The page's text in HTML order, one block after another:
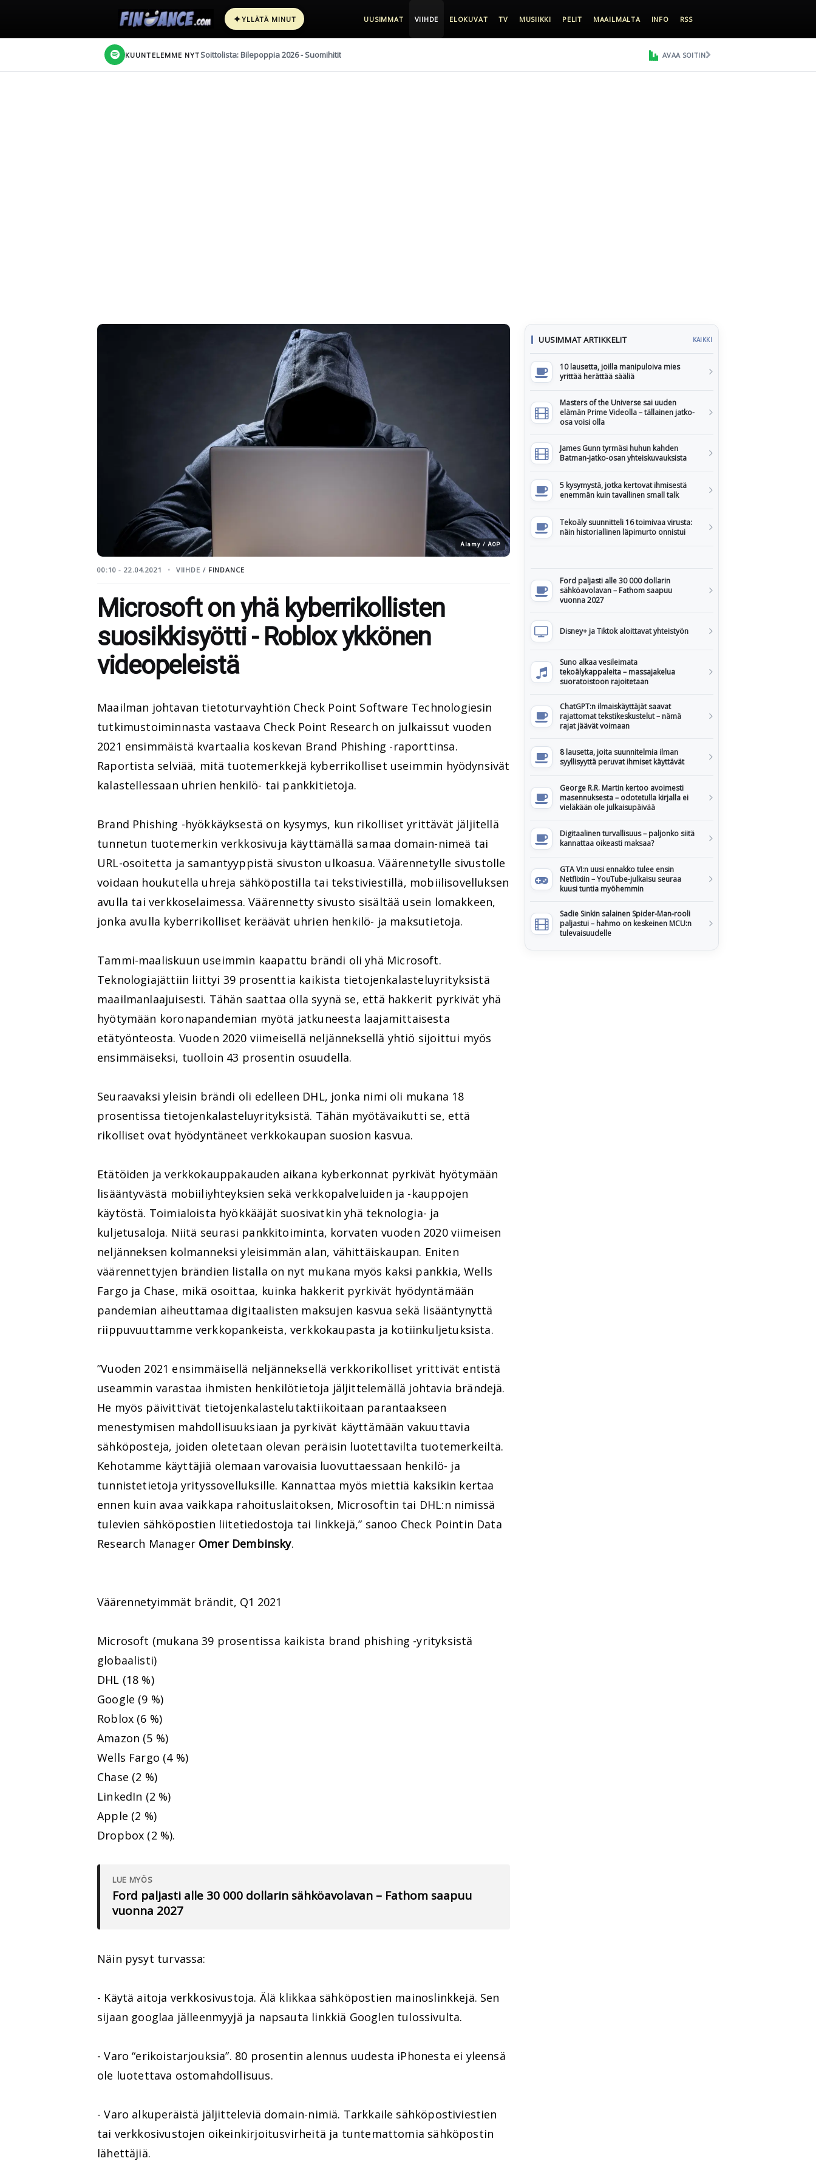
✦YLLÄTÄ MINUT UUSIMMAT VIIHDE ELOKUVAT TV MUSIIKKI PELIT MAAILMALTA INFO RSS
KUUNTELEMME NYT Soittolista: Bilepoppia 2026 - Suomihitit AVAA SOITIN
Alamy / AOP
00:10 - 22.04.2021 VIIHDE / FINDANCE
Microsoft on yhä kyberrikollisten
suosikkisyötti - Roblox ykkönen
videopeleistä
Maailman johtavan tietoturvayhtiön Check Point Software Technologiesin
tutkimustoiminnasta vastaava Check Point Research on julkaissut vuoden
2021 ensimmäistä kvartaalia koskevan Brand Phishing -raporttinsa.
Raportista selviää, mitä tuotemerkkejä kyberrikolliset useimmin hyödynsivät
kalastellessaan uhrien henkilö- tai pankkitietoja.
Brand Phishing -hyökkäyksestä on kysymys, kun rikolliset yrittävät jäljitellä
tunnetun tuotemerkin verkkosivuja käyttämällä samaa domain-nimeä tai
URL-osoitetta ja samantyyppistä sivuston ulkoasua. Väärennetylle sivustolle
voidaan houkutella uhreja sähköpostilla tai tekstiviestillä, mobiilisovelluksen
avulla tai verkkoselaimessa. Väärennetty sivusto sisältää usein lomakkeen,
jonka avulla kyberrikolliset keräävät uhrien henkilö- ja maksutietoja.
Tammi-maaliskuun useimmin kaapattu brändi oli yhä Microsoft.
Teknologiajättiin liittyi 39 prosenttia kaikista tietojenkalasteluyrityksistä
maailmanlaajuisesti. Tähän saattaa olla syynä se, että hakkerit pyrkivät yhä
hyötymään koronapandemian myötä jatkuneesta laajamittaisesta
etätyönteosta. Vuoden 2020 viimeisellä neljänneksellä yhtiö sijoittui myös
ensimmäiseksi, tuolloin 43 prosentin osuudella.
Seuraavaksi yleisin brändi oli edelleen DHL, jonka nimi oli mukana 18
prosentissa tietojenkalasteluyrityksistä. Tähän myötävaikutti se, että
rikolliset ovat hyödyntäneet verkkokaupan suosion kasvua.
Etätöiden ja verkkokauppakauden aikana kyberkonnat pyrkivät hyötymään
lisääntyvästä mobiiliyhteyksien sekä verkkopalveluiden ja -kauppojen
käytöstä. Toimialoista hyökkääjät suosivatkin yhä teknologia- ja
kuljetusaloja. Niitä seurasi pankkitoiminta, korvaten vuoden 2020 viimeisen
neljänneksen kolmanneksi yleisimmän alan, vähittäiskaupan. Eniten
väärennettyjen brändien listalla on nyt mukana myös kaksi pankkia, Wells
Fargo ja Chase, mikä osoittaa, kuinka hakkerit pyrkivät hyödyntämään
pandemian aiheuttamaa digitaalisten maksujen kasvua sekä lisääntynyttä
riippuvuuttamme verkkopankeista, verkkokaupasta ja kotiinkuljetuksista.
”Vuoden 2021 ensimmäisellä neljänneksellä verkkorikolliset yrittivät entistä
useammin varastaa ihmisten henkilötietoja jäljittelemällä johtavia brändejä.
He myös päivittivät tietojenkalastelutaktiikoitaan parantaakseen
menestymisen mahdollisuuksiaan ja pyrkivät käyttämään vakuuttavia
sähköposteja, joiden oletetaan olevan peräisin luotettavilta tuotemerkeiltä.
Kehotamme käyttäjiä olemaan varovaisia luovuttaessaan henkilö- ja
tunnistetietoja yrityssovelluksille. Kannattaa myös miettiä kaksikin kertaa
ennen kuin avaa vaikkapa rahoituslaitoksen, Microsoftin tai DHL:n nimissä
tulevien sähköpostien liitetiedostoja tai linkkejä,” sanoo Check Pointin Data
Research Manager Omer Dembinsky.
Väärennetyimmät brändit, Q1 2021
Microsoft (mukana 39 prosentissa kaikista brand phishing -yrityksistä
globaalisti)
DHL (18 %)
Google (9 %)
Roblox (6 %)
Amazon (5 %)
Wells Fargo (4 %)
Chase (2 %)
LinkedIn (2 %)
Apple (2 %)
Dropbox (2 %).
LUE MYÖS
Ford paljasti alle 30 000 dollarin sähköavolavan – Fathom saapuu
vuonna 2027
Näin pysyt turvassa:
- Käytä aitoja verkkosivustoja. Älä klikkaa sähköpostien mainoslinkkejä. Sen
sijaan googlaa jälleenmyyjä ja napsauta linkkiä Googlen tulossivulta.
- Varo “erikoistarjouksia”. 80 prosentin alennus uudesta iPhonesta ei yleensä
ole luotettava ostomahdollisuus.
- Varo alkuperäistä jäljitteleviä domain-nimiä. Tarkkaile sähköpostiviestien
tai verkkosivustojen oikeinkirjoitusvirheitä ja tuntemattomia sähköpostin
lähettäjiä.
UUSIMMAT ARTIKKELIT KAIKKI
10 lausetta, joilla manipuloiva mies
yrittää herättää sääliä
Masters of the Universe sai uuden
elämän Prime Videolla – tällainen jatko-
osa voisi olla
James Gunn tyrmäsi huhun kahden
Batman-jatko-osan yhteiskuvauksista
5 kysymystä, jotka kertovat ihmisestä
enemmän kuin tavallinen small talk
Tekoäly suunnitteli 16 toimivaa virusta:
näin historiallinen läpimurto onnistui
Ford paljasti alle 30 000 dollarin
sähköavolavan – Fathom saapuu
vuonna 2027
Disney+ ja Tiktok aloittavat yhteistyön
Suno alkaa vesileimata
tekoälykappaleita – massajakelua
suoratoistoon rajoitetaan
ChatGPT:n ilmaiskäyttäjät saavat
rajattomat tekstikeskustelut – nämä
rajat jäävät voimaan
8 lausetta, joita suunnitelmia ilman
syyllisyyttä peruvat ihmiset käyttävät
George R.R. Martin kertoo avoimesti
masennuksesta – odotetulla kirjalla ei
vieläkään ole julkaisupäivää
Digitaalinen turvallisuus – paljonko siitä
kannattaa oikeasti maksaa?
GTA VI:n uusi ennakko tulee ensin
Netflixiin – YouTube-julkaisu seuraa
kuusi tuntia myöhemmin
Sadie Sinkin salainen Spider-Man-rooli
paljastui – hahmo on keskeinen MCU:n
tulevaisuudelle